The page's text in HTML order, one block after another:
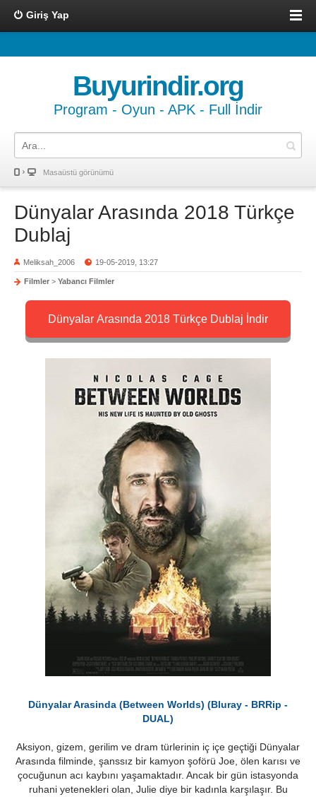
Giriş Yap
Buyurindir.org
Program - Oyun - APK - Full İndir
Masaüstü görünümü
Dünyalar Arasında 2018 Türkçe
Dublaj
Meliksah_2006 19-05-2019, 13:27
Filmler > Yabancı Filmler
Dünyalar Arasında 2018 Türkçe Dublaj İndir
Dünyalar Arasinda (Between Worlds) (Bluray - BRRip -
DUAL)
Aksiyon, gizem, gerilim ve dram türlerinin iç içe geçtiği Dünyalar
Arasında filminde, şanssız bir kamyon şoförü Joe, ölen karısı ve
çocuğunun acı kaybını yaşamaktadır. Ancak bir gün istasyonda
ruhani yetenekleri olan, Julie diye bir kadınla karşılaşır. Bu